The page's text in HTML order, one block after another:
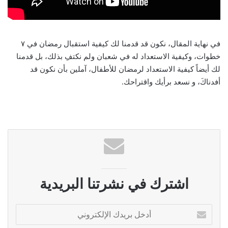
في نهاية المقال، نكون قد قدمنا لك كيفية استقبال رمضان في ٧
خطوات، وكيفية الاستعداد له في شعبان ولم نكتفِ بذلك، بل قدمنا
لك أيضاً كيفية الاستعداد لرمضان للأطفال، آملين بأن نكون قد
أفدناكَ، و نسعد برأيك واقتراحك.
اشترك في نشرتنا البريدية